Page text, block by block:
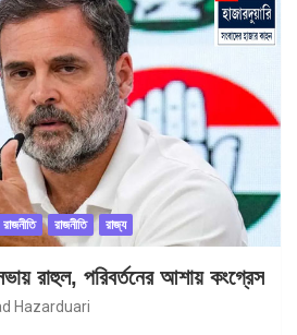
রাজনীতি রাজনীতি রাজ্য
রাহুল, পরিবর্তনের আশায় কংগ্রেস
Hazarduari